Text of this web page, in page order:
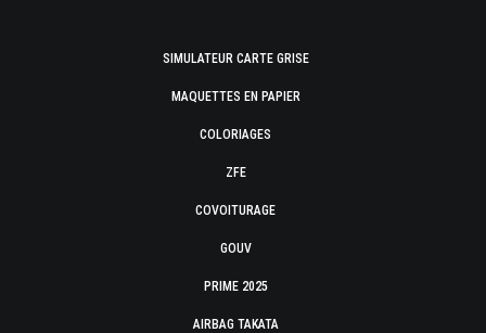
SIMULATEUR CARTE GRISE
MAQUETTES EN PAPIER
COLORIAGES
ZFE
COVOITURAGE
GOUV
PRIME 2025
AIRBAG TAKATA